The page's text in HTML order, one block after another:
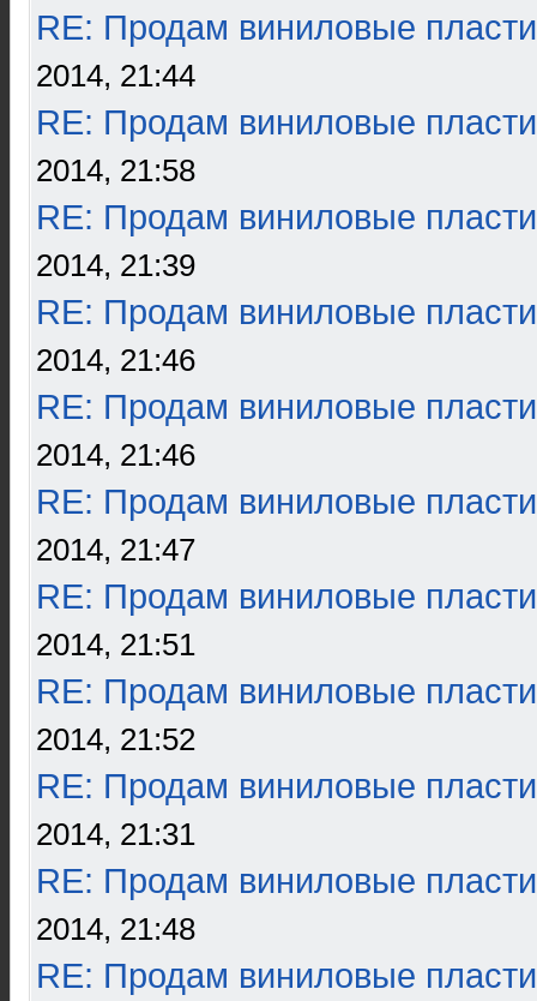
RE: Продам виниловые
2014, 21:44
RE: Продам виниловые
2014, 21:58
RE: Продам виниловые
2014, 21:39
RE: Продам виниловые
2014, 21:46
RE: Продам виниловые
2014, 21:46
RE: Продам виниловые
2014, 21:47
RE: Продам виниловые
2014, 21:51
RE: Продам виниловые
2014, 21:52
RE: Продам виниловые
2014, 21:31
RE: Продам виниловые
2014, 21:48
RE: Продам виниловые